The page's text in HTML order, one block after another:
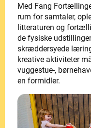
Med Fang
rum for samtaler,
litteraturen og
de fysiske
skræddersyede
kreative aktiviteter
vuggestue-,
en formidler.